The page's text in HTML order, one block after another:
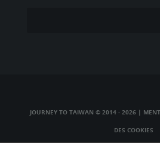
JOURNEY TO TAIWAN © 2014 - 2026 |
DES COOKIES